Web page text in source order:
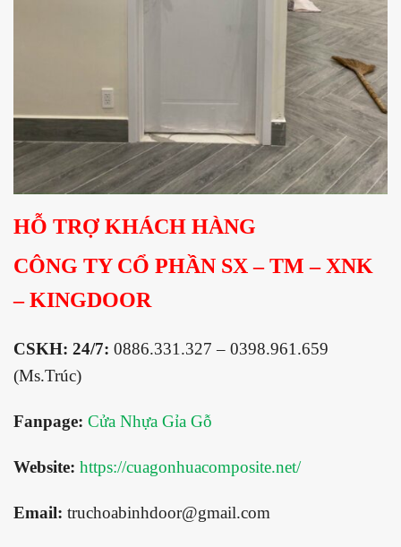
HỖ TRỢ KHÁCH HÀNG
CÔNG TY CỔ PHẦN SX – TM – XNK
– KINGDOOR
CSKH: 24/7: 0886.331.327 – 0398.961.659
(Ms.Trúc)
Fanpage: Cửa Nhựa Gỉa Gỗ
Website: https://cuagonhuacomposite.net/
Email: truchoabinhdoor@gmail.com